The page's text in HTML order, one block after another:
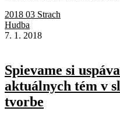
2018 03 Strach
Hudba
7. 1. 2018
Spievame si
aktuálnych tém v
tvorbe